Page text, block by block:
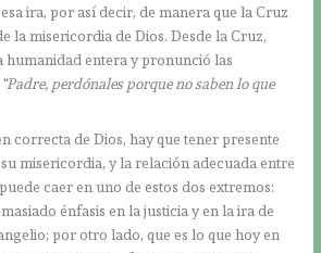
ira, por así decir, de manera que la Cruz
la misericordia de Dios. Desde la Cruz,
humanidad entera y pronunció las
“Padre, perdónales porque no saben lo que
correcta de Dios, hay que tener presente
misericordia, y la relación adecuada entre
caer en uno de estos dos extremos:
énfasis en la justicia y en la ira de
por otro lado, que es lo que hoy en